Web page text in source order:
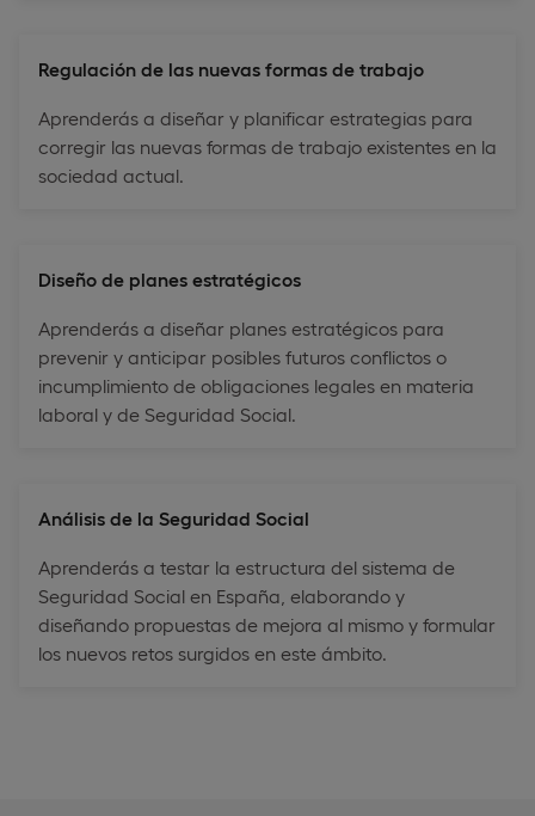
Regulación de las nuevas formas de trabajo
Aprenderás a diseñar y planificar estrategias para
corregir las nuevas formas de trabajo existentes en la
sociedad actual.
Diseño de planes estratégicos
Aprenderás a diseñar planes estratégicos para
prevenir y anticipar posibles futuros conflictos o
incumplimiento de obligaciones legales en materia
laboral y de Seguridad Social.
Análisis de la Seguridad Social
Aprenderás a testar la estructura del sistema de
Seguridad Social en España, elaborando y
diseñando propuestas de mejora al mismo y formular
los nuevos retos surgidos en este ámbito.